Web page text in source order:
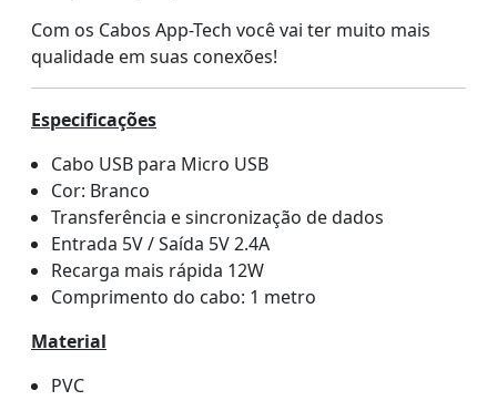
Com os Cabos App-Tech você vai ter muito mais
qualidade em suas conexões!
Especificações
Cabo USB para Micro USB
Cor: Branco
Transferência e sincronização de dados
Entrada 5V / Saída 5V 2.4A
Recarga mais rápida 12W
Comprimento do cabo: 1 metro
Material
PVC